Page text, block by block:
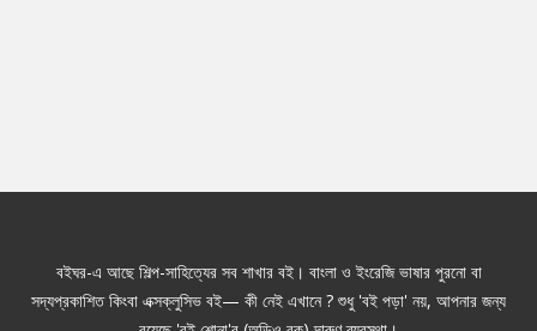
বইঘর-এ আছে শিল্প-সাহিত্যের সব শাখার বই। বাংলা ও ইংরেজি ভাষার পুরনো বা
সদ্যপ্রকাশিত কিংবা এক্সক্লুসিভ বই— কী নেই এখানে ? শুধু 'বই পড়া' নয়, আপনার জন্য